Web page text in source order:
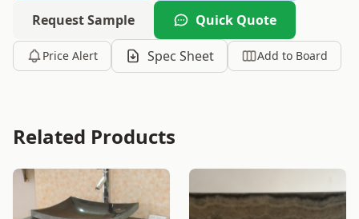
Request Sample Quick Quote
Price Alert Spec Sheet Add to Board
Related Products